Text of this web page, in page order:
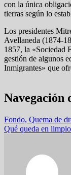
con la única
tierras según lo
Los presidentes
Avellaneda (1874-
1857, la «Sociedad
gestión de algunos
Inmigrantes» que
Navegación
Fondo, Quema de
Qué queda en